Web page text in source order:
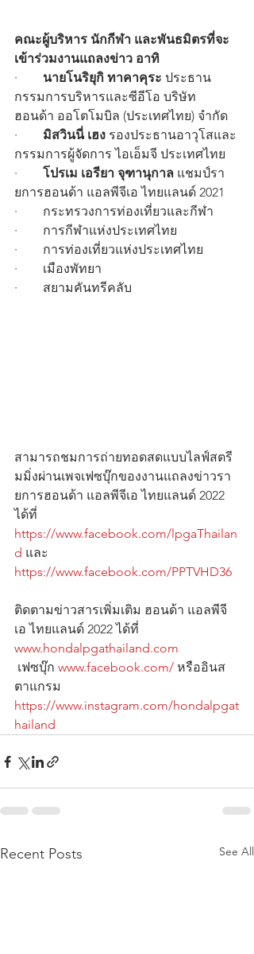
คณะผู้บริหาร นักกีฬา และพันธมิตรที่จะ
เข้าร่วมงานแถลงข่าว อาทิ
· นายโนริยุกิ ทาคาคุระ ประธาน
กรรมการบริหารและซีอีโอ บริษัท
ฮอนด้า ออโตโมบิล (ประเทศไทย) จำกัด
· มิสวินนี่ เฮง รองประธานอาวุโสและ
กรรมการผู้จัดการ ไอเอ็มจี ประเทศไทย
· โปรเม เอรียา จุฑานุกาล แชมป์รา
ยการฮอนด้า แอลพีจีเอ ไทยแลนด์ 2021
·        กระทรวงการท่องเที่ยวและกีฬา
·        การกีฬาแห่งประเทศไทย
·        การท่องเที่ยวแห่งประเทศไทย
·        เมืองพัทยา
·        สยามคันทรีคลับ
สามารถชมการถ่ายทอดสดแบบไลฟ์สตรี
มมิ่งผ่านเพจเฟซบุ๊กของงานแถลงข่าวรา
ยการฮอนด้า แอลพีจีเอ ไทยแลนด์ 2022
ได้ที่
https://www.facebook.com/lpgaThailan
d และ
https://www.facebook.com/PPTVHD36
ติดตามข่าวสารเพิ่มเติม ฮอนด้า แอลพีจี
เอ ไทยแลนด์ 2022 ได้ที่
www.hondalpgathailand.com
เฟซบุ๊ก www.facebook.com/ หรืออินส
ตาแกรม
https://www.instagram.com/hondalpgat
hailand
Recent Posts See All